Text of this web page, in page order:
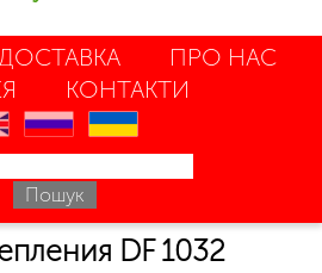
ПРО НАС
КОНТАКТИ
ru uk
DF 1032